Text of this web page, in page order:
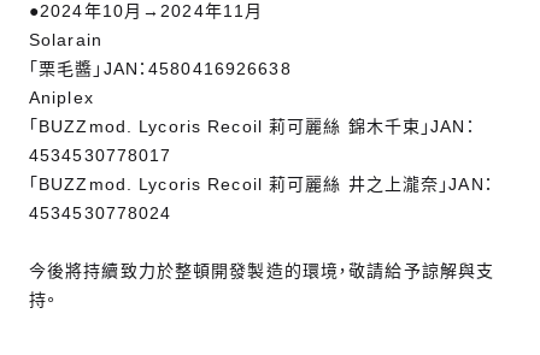
●2024年10月→2024年11月
Solarain
「栗毛醬」JAN：4580416926638
Aniplex
「BUZZmod. Lycoris Recoil 莉可麗絲 錦木千束」JAN：
4534530778017
「BUZZmod. Lycoris Recoil 莉可麗絲 井之上瀧奈」JAN：
4534530778024
今後將持續致力於整頓開發製造的環境，敬請給予諒解與支
持。